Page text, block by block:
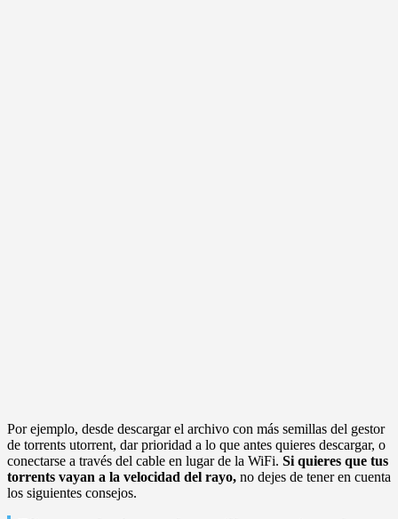
Por ejemplo, desde descargar el archivo con más semillas del gestor
de torrents utorrent, dar prioridad a lo que antes quieres descargar, o
conectarse a través del cable en lugar de la WiFi. Si quieres que tus
torrents vayan a la velocidad del rayo, no dejes de tener en cuenta
los siguientes consejos.